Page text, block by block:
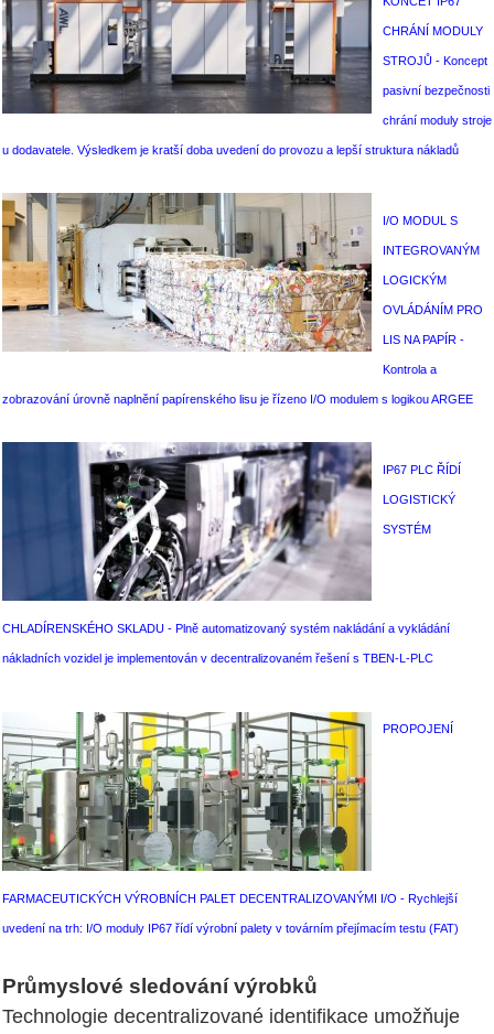
CHRÁNÍ MODULY
STROJŮ - Koncept
pasivní bezpečnosti
chrání moduly stroje
u dodavatele. Výsledkem je kratší doba uvedení do provozu a lepší struktura nákladů
I/O MODUL S
INTEGROVANÝM
LOGICKÝM
OVLÁDÁNÍM PRO
LIS NA PAPÍR -
Kontrola a
zobrazování úrovně naplnění papírenského lisu je řízeno I/O modulem s logikou ARGEE
IP67 PLC ŘÍDÍ
LOGISTICKÝ
SYSTÉM
CHLADÍRENSKÉHO SKLADU - Plně automatizovaný systém nakládání a vykládání
nákladních vozidel je implementován v decentralizovaném řešení s TBEN-L-PLC
PROPOJENÍ
FARMACEUTICKÝCH VÝROBNÍCH PALET DECENTRALIZOVANÝMI I/O - Rychlejší
uvedení na trh: I/O moduly IP67 řídí výrobní palety v továrním přejímacím testu (FAT)
Průmyslové sledování výrobků
Technologie decentralizované identifikace umožňuje